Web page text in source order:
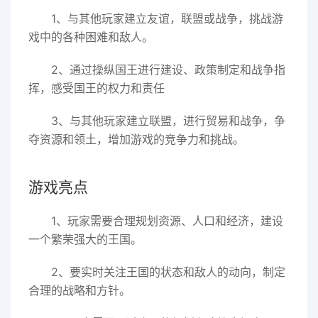
1、与其他玩家建立友谊，联盟或战争，挑战游
戏中的各种困难和敌人。
2、通过操纵国王进行建设、政策制定和战争指
挥，感受国王的权力和责任
3、与其他玩家建立联盟，进行贸易和战争，争
夺资源和领土，增加游戏的竞争力和挑战。
游戏亮点
1、玩家需要合理规划资源、人口和经济，建设
一个繁荣强大的王国。
2、要实时关注王国的状态和敌人的动向，制定
合理的战略和方针。